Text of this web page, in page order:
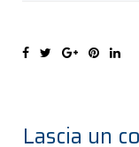
Lascia un